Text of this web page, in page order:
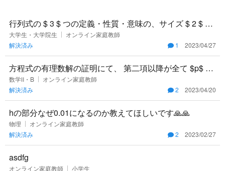
行列式の $ 3 $ つの定義・性質・意味の、サイズ $ 2 $ の
場合にて、 $ (1, 2) $ が偶置換、 $ (
大学生・大学院生
オンライン家庭教師
解決済み
1 2023/04/27
方程式の有理数解の証明にて、 第二項以降が全て $p$ の
倍数であれば、 第一項 $a_n q^n$ も $p$ の倍数
数学Ⅱ・B
オンライン家庭教師
解決済み
2 2023/04/20
hの部分なぜ0.01になるのか教えてほしいです🙏🙏
物理
オンライン家庭教師
解決済み
2 2023/02/27
asdfg
オンライン家庭教師 小学生